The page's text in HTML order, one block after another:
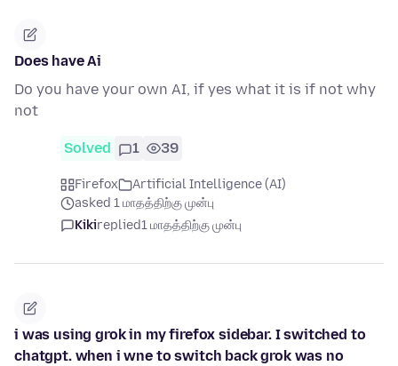
Does have Ai
Do you have your own AI, if yes what it is if not why
not
Solved 1 39
Firefox
Artificial Intelligence (AI)
asked 1 மாதத்திற்கு முன்பு
Kikireplied1 மாதத்திற்கு முன்பு
i was using grok in my firefox sidebar. I switched to
chatgpt. when i wne to switch back grok was no